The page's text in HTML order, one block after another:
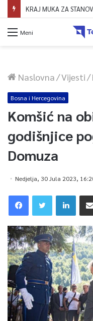
Meni
Naslovna/Vijesti/
Bosna i Hercegovina
Komšić na
godišnjice
Domuza
Nedjelja, 30 Jula 2023,